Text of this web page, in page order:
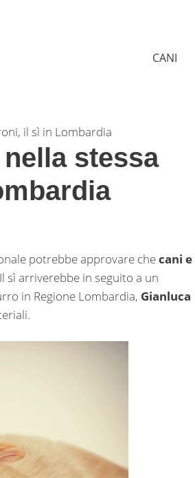
CANI
il sì in Lombardia
stessa
potrebbe approvare checani e
Il sì arriverebbe in seguito a un
in Regione Lombardia, Gianluca